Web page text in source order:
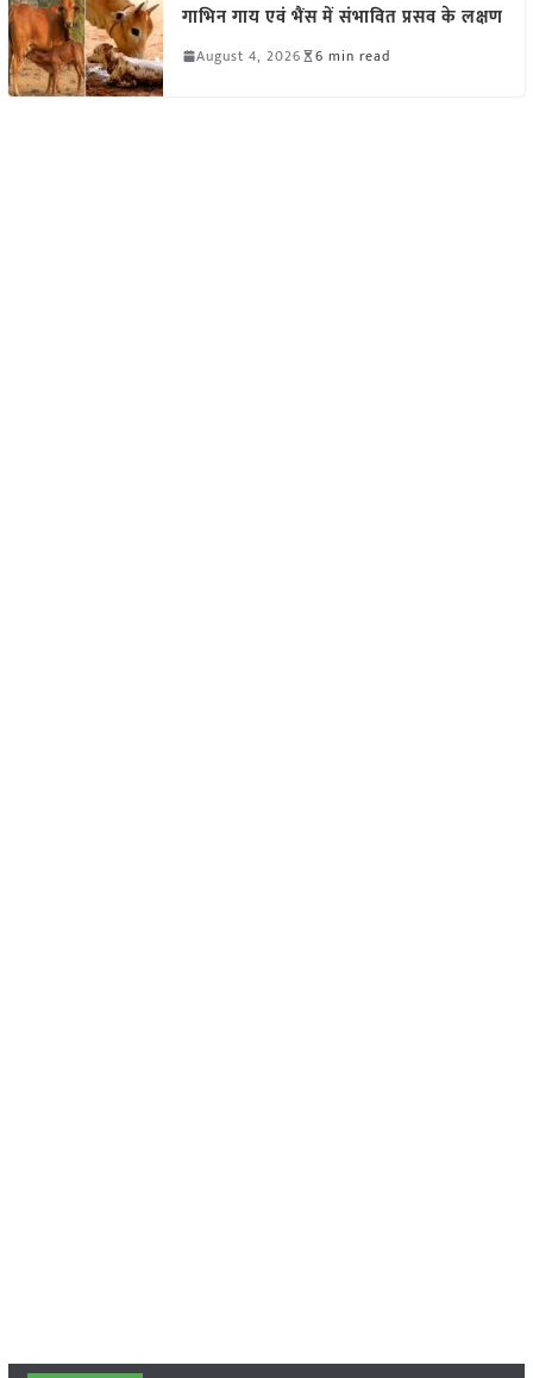
गाभिन गाय एवं भैंस में संभावित प्रसव के लक्षण
August 4, 2026 6 min read